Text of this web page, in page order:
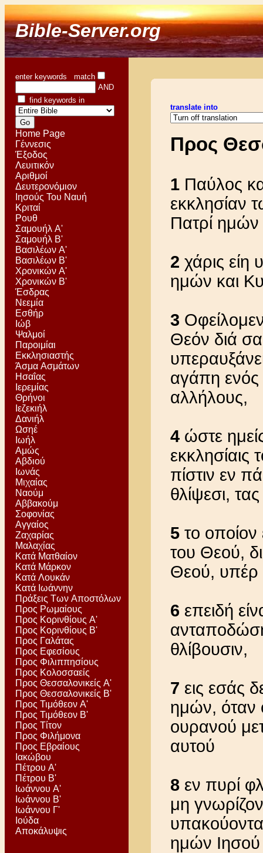
Bible-Server.org
enter keywords match
AND
find keywords in
Home Page
Γέννεσις
Έξοδος
Λευιτικόν
Αριθμοί
Δευτερονόμιον
Ιησούς Του Ναυή
Κριταί
Ρουθ
Σαμουήλ Α'
Σαμουήλ Β'
Βασιλέων Α'
Βασιλέων Β'
Χρονικών Α'
Χρονικών Β'
Έσδρας
Νεεμία
Εσθήρ
Ιώβ
Ψαλμοί
Παροιμίαι
Εκκλησιαστής
Άσμα Ασμάτων
Ησαΐας
Ιερεμίας
Θρήνοι
Ιεζεκιήλ
Δανιήλ
Ωσηέ
Ιωήλ
Αμώς
Αβδιού
Ιωνάς
Μιχαίας
Ναούμ
Αββακούμ
Σοφονίας
Αγγαίος
Ζαχαρίας
Μαλαχίας
Κατά Ματθαίον
Κατά Μάρκον
Κατά Λουκάν
Κατά Ιωάννην
Πράξεις Των Αποστόλων
Προς Ρωμαίους
Προς Κορινθίους Α'
Προς Κορινθίους Β'
Προς Γαλάτας
Προς Εφεσίους
Προς Φιλιππησίους
Προς Κολοσσαείς
Προς Θεσσαλονικείς Α'
Προς Θεσσαλονικείς Β'
Προς Τιμόθεον Α'
Προς Τιμόθεον Β'
Προς Τίτον
Προς Φιλήμονα
Προς Εβραίους
Ιακώβου
Πέτρου Α'
Πέτρου Β'
Ιωάννου Α'
Ιωάννου Β'
Ιωάννου Γ'
Ιούδα
Αποκάλυψις
translate into
Προς
1Παύλος
εκκλησίαν
Πατρί ημών
2 χάρις είη
ημών και
3
Θεόν διά
αγάπη
αλλήλους,
4ώστε
πίστιν εν
θλίψεσι,
5το οποίον
του Θεού,
Θεού, υπέρ
6 επειδή
ανταποδώση
θλίβουσιν,
7 εις εσάς
ημών, όταν
ουρανού
αυτού
8εν πυρί
μη
ημών Ιησού